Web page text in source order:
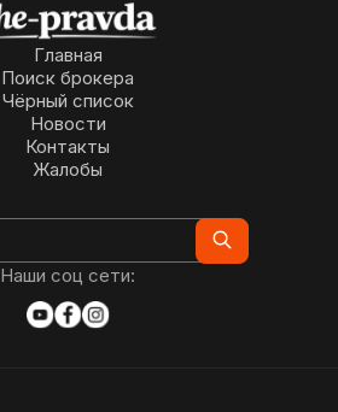
Главная
Поиск брокера
Чёрный список
Новости
Контакты
Жалобы
Наши соц сети: